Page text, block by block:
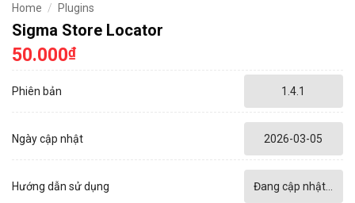
Home / Plugins
Sigma Store Locator
50.000₫
Phiên bản 1.4.1
Ngày cập nhật 2026-03-05
Hướng dẫn sử dụng Đang cập nhật...